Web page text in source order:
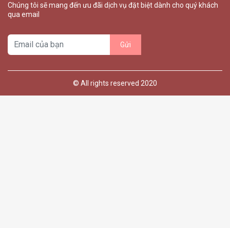
Chúng tôi sẽ mang đến ưu đãi dịch vụ đặt biệt dành cho quý khách
qua email
© All rights reserved 2020